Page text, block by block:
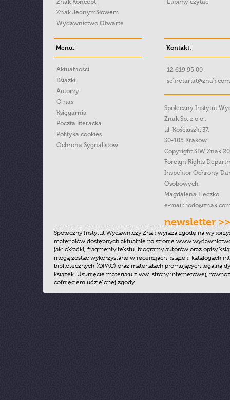
Znak Koncept
Znak JednymSłowem
Wydawnictwo Otwarte
Lubimy czytać
Menu:
Aktualności
Książki
Autorzy
O nas
Księgarnia
Poczta literacka
Polityka cookies
Ochrona Sygnalistow
Kontakt:
12 619 95 00
Społeczny Instytut
Znak Sp. z o.o.,
ul. Kościuszki 37,
30-105 Kraków
Copyright SIW Znak
Foreign Rights
Inspektor Ochrony
Osobowych
Magdalena Heczko
e-mail:
newsletter >>
Społeczny Instytut Wydawniczy Znak wyraża zgodę na
materiałów dostępnych aktualnie na stronie
jak: okładki, fragmenty tekstu, biogramy autorów oraz opisy
mogą zostać wykorzystane w recenzjach książek, katalogach
bibliotecznych (OPAC) oraz materiałach promujących legalną
książek. Usunięcie materiału z ww. strony internetowej,
cofnięciem udzielonej zgody.